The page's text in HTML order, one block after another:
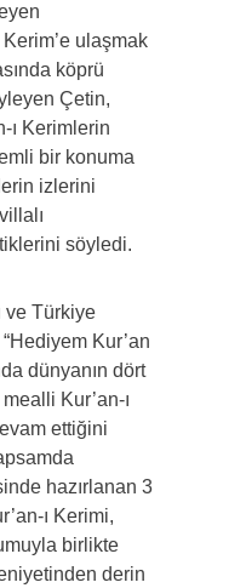
ulaşmak
köprü
Çetin,
ı Kerimlerin
bir konuma
izlerini
söyledi.
ve Türkiye
Kur’an
dünyanın dört
Kur’an-ı
ettiğini
hazırlanan 3
ı Kerimi,
birlikte
derin